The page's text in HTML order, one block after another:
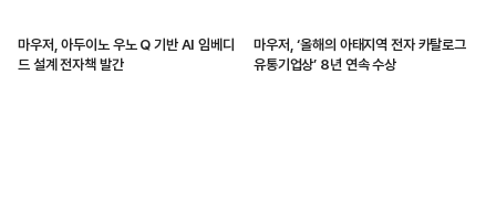
마우저, 아두이노 우노 Q 기반 AI 임베디
드 설계 전자책 발간
마우저, ‘올해의 아태지역 전자 카탈로그
유통기업상’ 8년 연속 수상